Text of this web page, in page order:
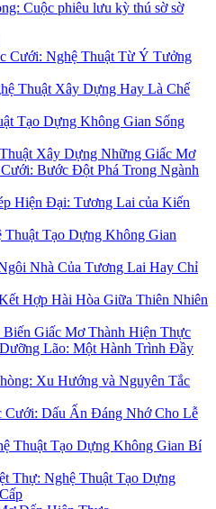
Cuộc phiêu lưu kỳ thú sờ sờ
Cưới: Nghệ Thuật Từ Ý Tưởng
Thuật Xây Dựng Hay Là Chế
Tạo Dựng Không Gian Sống
Xây Dựng Những Giấc Mơ
Bước Đột Phá Trong Ngành
Hiện Đại: Tương Lai của Kiến
Tạo Dựng Không Gian
Nhà Của Tương Lai Hay Chỉ
Hợp Hài Hòa Giữa Thiên Nhiên
Giấc Mơ Thành Hiện Thực
Lão: Một Hành Trình Đầy
Xu Hướng và Nguyên Tắc
Cưới: Dấu Ấn Đáng Nhớ Cho Lễ
Thuật Tạo Dựng Không Gian Bí
Thự: Nghệ Thuật Tạo Dựng